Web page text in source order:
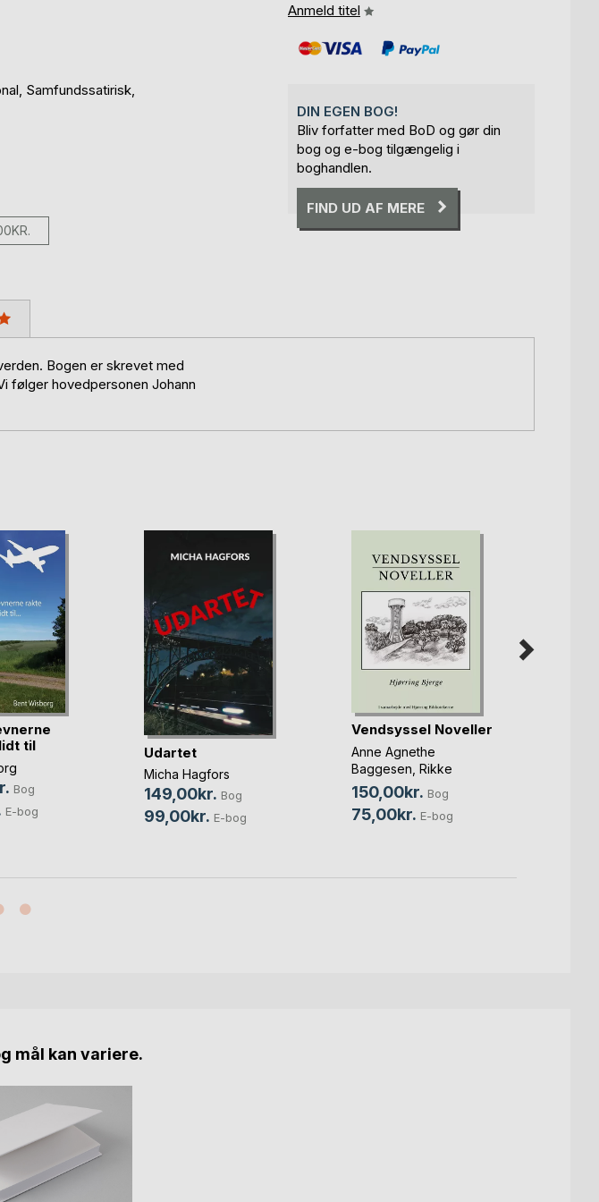
Samfundssatirisk,
Anmeld titel
DIN EGEN BOG!
Bliv forfatter med BoD og gør din
bog og e-bog tilgængelig i
boghandlen.
FIND UD AF MERE
Bogen er skrevet med
følger hovedpersonen Johann
til
Bog
E-bog
Udartet
Micha Hagfors
149,00kr. Bog
99,00kr. E-bog
Vendsyssel Noveller
Anne Agnethe
Baggesen Rikke
Lundsgaard Brøndt
150,00kr. Bog
75,00kr. E-bog
mål kan variere.